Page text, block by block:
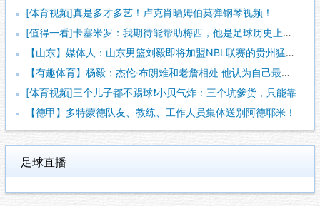
[体育视频]真是多才多艺！卢克肖晒姆伯莫弹钢琴视频！
[值得一看]卡塞米罗：我期待能帮助梅西，他是足球历史上最伟大
【山东】媒体人：山东男篮刘毅即将加盟NBL联赛的贵州猛龙队
【有趣体育】杨毅：杰伦·布朗难和老詹相处 他认为自己最聪明但
[体育视频]三个儿子都不踢球❗️小贝气炸：三个坑爹货，只能靠
【德甲】多特蒙德队友、教练、工作人员集体送别阿德耶米！
足球直播